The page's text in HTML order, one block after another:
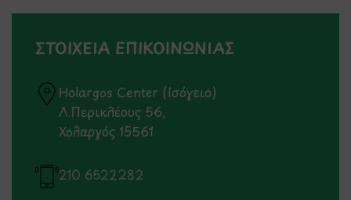
ΣΤΟΙΧΕΙΑ ΕΠΙΚΟΙΝΩΝΙΑΣ
Holargos Center (Ισόγειο)
Λ.Περικλέους 56,
Χολαργός 15561
210 6522282